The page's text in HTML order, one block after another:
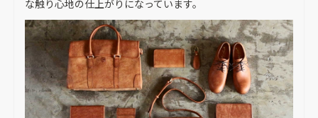
な触り心地の仕上がりになっています。